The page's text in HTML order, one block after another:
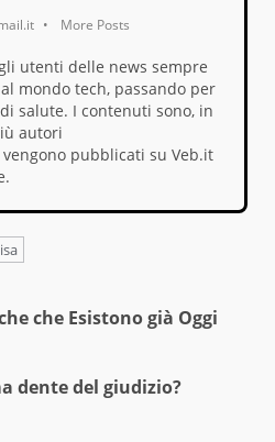
• More Posts
utenti delle news sempre
mondo tech, passando per
salute. I contenuti sono, in
autori
pubblicati su Veb.it
che Esistono già Oggi
dente del giudizio?